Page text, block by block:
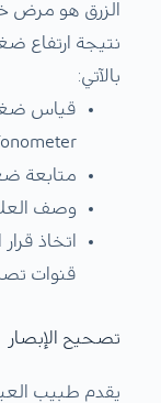
الزرق هو مرض
نتيجة ارتفاع
بالآتي:
قياس
.
متابعة
وصف
اتخاذ
قنوات
تصحيح الإبصار
يقدم طبيب